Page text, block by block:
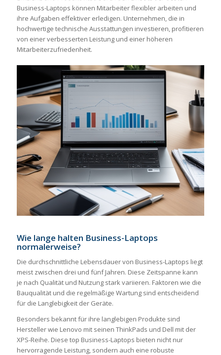
Business-Laptops können Mitarbeiter flexibler arbeiten und
ihre Aufgaben effektiver erledigen. Unternehmen, die in
hochwertige technische Ausstattungen investieren, profitieren
von einer verbesserten Leistung und einer höheren
Mitarbeiterzufriedenheit.
Wie lange halten Business-Laptops
normalerweise?
Die durchschnittliche Lebensdauer von Business-Laptops liegt
meist zwischen drei und fünf Jahren. Diese Zeitspanne kann
je nach Qualität und Nutzung stark variieren. Faktoren wie die
Bauqualität und die regelmäßige Wartung sind entscheidend
für die Langlebigkeit der Geräte.
Besonders bekannt für ihre langlebigen Produkte sind
Hersteller wie Lenovo mit seinen ThinkPads und Dell mit der
XPS-Reihe. Diese top Business-Laptops bieten nicht nur
hervorragende Leistung, sondern auch eine robuste